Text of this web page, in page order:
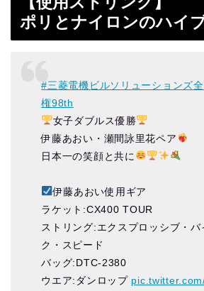
ポリとナイロンのハイ
#三菱電機ビルソリューションズ
権98th
女子ダブルス優勝
伊藤あおい・瀬間詠里花ペア
日本一の笑顔と共に
伊藤あおい使用ギア
ラケット:CX400 TOUR
ストリング:エクスプロッシブ・バ
ク・スピード
バッグ:DTC-2380
ウエア:ダンロップ